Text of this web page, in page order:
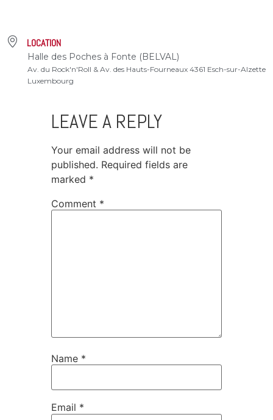
LOCATION
Halle des Poches à Fonte (BELVAL)
Av. du Rock'n'Roll & Av. des Hauts-Fourneaux 4361 Esch-sur-Alzette
Luxembourg
LEAVE A REPLY
Your email address will not be
published. Required fields are
marked *
Comment *
Name *
Email *